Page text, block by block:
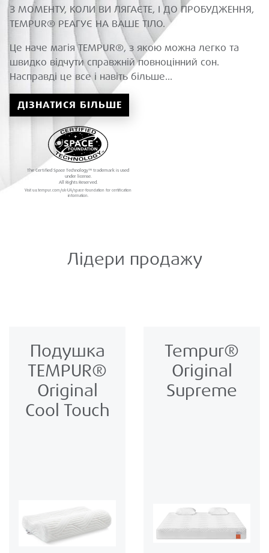
З МОМЕНТУ, КОЛИ ВИ ЛЯГАЄТЕ, І ДО ПРОБУДЖЕННЯ,
TEMPUR® РЕАГУЄ НА ВАШЕ ТІЛО.
Це наче магія TEMPUR®, з якою можна легко та
швидко відчути справжній повноцінний сон.
Насправді це все і навіть більше...
ДІЗНАТИСЯ БІЛЬШЕ
The Certified Space Technology™ trademark is used
under license.
All Rights Reserved.
Visit ua.tempur.com/uk-UA/space-foundation for certification
information.
Лідери продажу
Подушка
TEMPUR®
Original
Cool Touch
Tempur®
Original
Supreme